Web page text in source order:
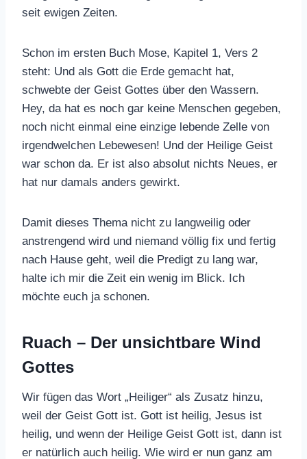
seit ewigen Zeiten.
Schon im ersten Buch Mose, Kapitel 1, Vers 2
steht: Und als Gott die Erde gemacht hat,
schwebte der Geist Gottes über den Wassern.
Hey, da hat es noch gar keine Menschen gegeben,
noch nicht einmal eine einzige lebende Zelle von
irgendwelchen Lebewesen! Und der Heilige Geist
war schon da. Er ist also absolut nichts Neues, er
hat nur damals anders gewirkt.
Damit dieses Thema nicht zu langweilig oder
anstrengend wird und niemand völlig fix und fertig
nach Hause geht, weil die Predigt zu lang war,
halte ich mir die Zeit ein wenig im Blick. Ich
möchte euch ja schonen.
Ruach – Der unsichtbare Wind
Gottes
Wir fügen das Wort „Heiliger“ als Zusatz hinzu,
weil der Geist Gott ist. Gott ist heilig, Jesus ist
heilig, und wenn der Heilige Geist Gott ist, dann ist
er natürlich auch heilig. Wie wird er nun ganz am